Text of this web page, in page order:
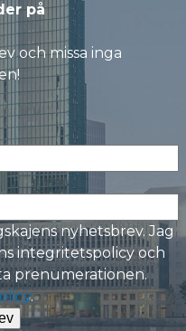
-
på
och missa inga
nyhetsbrev. Jag
integritetspolicy och